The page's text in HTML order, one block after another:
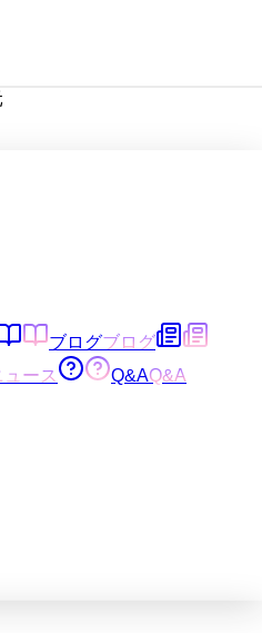
ブログブログ
ュース Q&AQ&A